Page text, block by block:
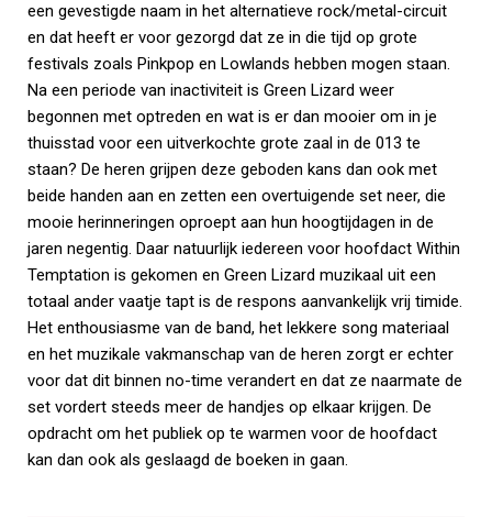
een gevestigde naam in het alternatieve rock/metal-circuit
en dat heeft er voor gezorgd dat ze in die tijd op grote
festivals zoals Pinkpop en Lowlands hebben mogen staan.
Na een periode van inactiviteit is Green Lizard weer
begonnen met optreden en wat is er dan mooier om in je
thuisstad voor een uitverkochte grote zaal in de 013 te
staan? De heren grijpen deze geboden kans dan ook met
beide handen aan en zetten een overtuigende set neer, die
mooie herinneringen oproept aan hun hoogtijdagen in de
jaren negentig. Daar natuurlijk iedereen voor hoofdact Within
Temptation is gekomen en Green Lizard muzikaal uit een
totaal ander vaatje tapt is de respons aanvankelijk vrij timide.
Het enthousiasme van de band, het lekkere song materiaal
en het muzikale vakmanschap van de heren zorgt er echter
voor dat dit binnen no-time verandert en dat ze naarmate de
set vordert steeds meer de handjes op elkaar krijgen. De
opdracht om het publiek op te warmen voor de hoofdact
kan dan ook als geslaagd de boeken in gaan.